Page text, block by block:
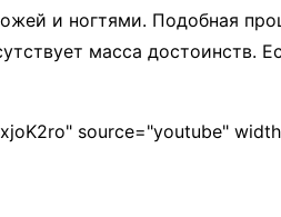
и ногтями. Подобная
масса достоинств.
source="youtube"